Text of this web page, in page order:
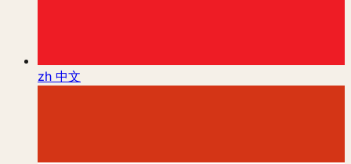
zh 中文